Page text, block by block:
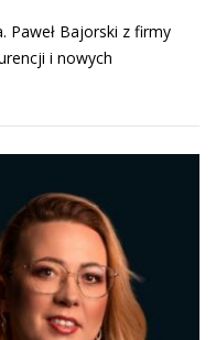
Paweł Bajorski z firmy
i nowych